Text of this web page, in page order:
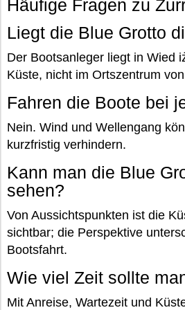
Häufige Fragen zu
Liegt die Blue Grotto
Der Bootsanleger liegt in Wied
Küste, nicht im Ortszentrum
Fahren die Boote bei
Nein. Wind und Wellengang
kurzfristig verhindern.
Kann man die Blue
sehen?
Von Aussichtspunkten ist die
sichtbar; die Perspektive
Bootsfahrt.
Wie viel Zeit sollte
Mit Anreise, Wartezeit und